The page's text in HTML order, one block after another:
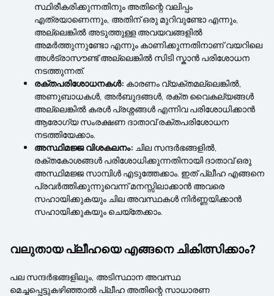
സ്ഥിരീകരിക്കുന്നതിനും അതിന്റെ വലിപ്പം
എത്രയാണെന്നും, അതിന് ഒരു മുറിവുണ്ടോ എന്നും,
അല്ലെങ്കിൽ അടുത്തുള്ള അവയവങ്ങളിൽ
അമർത്തുന്നുണ്ടോ എന്നും കാണിക്കുന്നതിനാണ് വയറിലെ
അൾട്രാസൗണ്ട് അല്ലെങ്കിൽ സിടി സ്കാൻ പരിശോധന
നടത്തുന്നത്.
രക്തപരിശോധനകൾ: കാരണം വ്യക്തമല്ലെങ്കിൽ,
അണുബാധകൾ, അർബുദങ്ങൾ, രക്ത വൈകല്യങ്ങൾ
അല്ലെങ്കിൽ കരൾ പ്രശ്നങ്ങൾ എന്നിവ പരിശോധിക്കാൻ
ആരോഗ്യ സംരക്ഷണ ദാതാവ് രക്തപരിശോധന
നടത്തിയേക്കാം.
അസ്ഥിമജ്ജ വിശകലനം: ചില സന്ദർഭങ്ങളിൽ,
രക്തകോശങ്ങൾ പരിശോധിക്കുന്നതിനായി ദാതാവ് ഒരു
അസ്ഥിമജ്ജ സാമ്പിൾ എടുത്തേക്കാം. ഇത് പ്ലീഹ എങ്ങനെ
പ്രവർത്തിക്കുന്നുവെന്ന് മനസ്സിലാക്കാൻ അവരെ
സഹായിക്കുകയും ചില അവസ്ഥകൾ നിർണ്ണയിക്കാൻ
സഹായിക്കുകയും ചെയ്തേക്കാം.
വലുതായ പ്ലീഹയെ എങ്ങനെ ചികിത്സിക്കാം?
പല സന്ദർഭങ്ങളിലും, അടിസ്ഥാന അവസ്ഥ
മെച്ചപ്പെട്ടുകഴിഞ്ഞാൽ പ്ലീഹ അതിന്റെ സാധാരണ